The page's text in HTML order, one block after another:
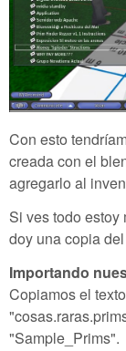
Con esto
creada con el
agregarlo al
Si ves todo
doy una copia
Importando
Copiamos el
"Sample_Prims".